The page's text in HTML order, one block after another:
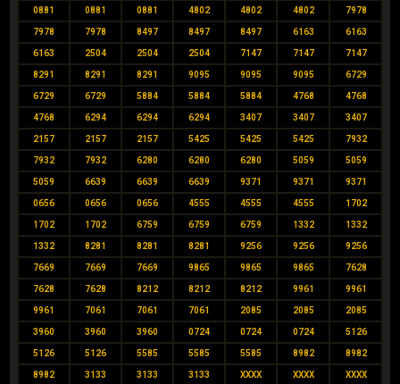
0881 0881 0881 4802 4802 4802 7978
7978 7978 8497 8497 8497 6163 6163
6163 2504 2504 2504 7147 7147 7147
8291 8291 8291 9095 9095 9095 6729
6729 6729 5884 5884 5884 4768 4768
4768 6294 6294 6294 3407 3407 3407
2157 2157 2157 5425 5425 5425 7932
7932 7932 6280 6280 6280 5059 5059
5059 6639 6639 6639 9371 9371 9371
0656 0656 0656 4555 4555 4555 1702
1702 1702 6759 6759 6759 1332 1332
1332 8281 8281 8281 9256 9256 9256
7669 7669 7669 9865 9865 9865 7628
7628 7628 8212 8212 8212 9961 9961
9961 7061 7061 7061 2085 2085 2085
3960 3960 3960 0724 0724 0724 5126
5126 5126 5585 5585 5585 8982 8982
8982 3133 3133 3133 XXXX XXXX XXXX